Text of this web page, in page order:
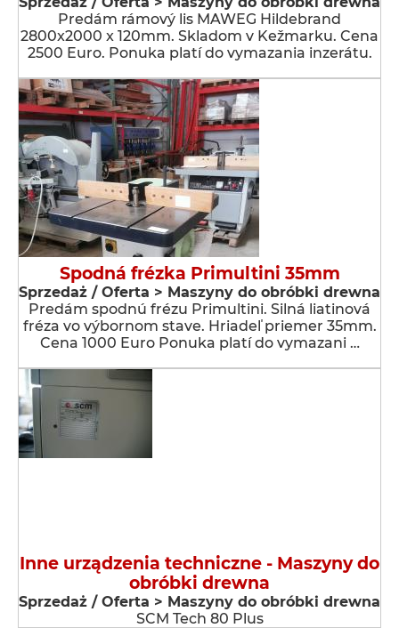
Predám rámový lis MAWEG Hildebrand
2800x2000 x 120mm. Skladom v Kežmarku. Cena
2500 Euro. Ponuka platí do vymazania inzerátu.
Spodná frézka Primultini 35mm
Sprzedaż / Oferta > Maszyny do obróbki drewna
Predám spodnú frézu Primultini. Silná liatinová
fréza vo výbornom stave. Hriadeľ priemer 35mm.
Cena 1000 Euro Ponuka platí do vymazani …
Inne urządzenia techniczne - Maszyny do
obróbki drewna
Sprzedaż / Oferta > Maszyny do obróbki drewna
SCM Tech 80 Plus